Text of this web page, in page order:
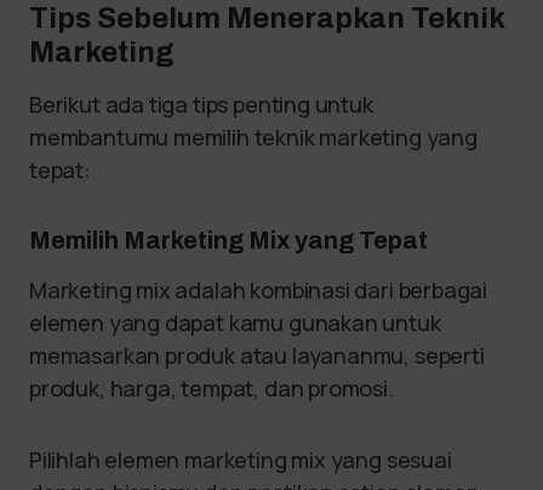
Tips Sebelum Menerapkan Teknik
Marketing
Berikut ada tiga tips penting untuk
membantumu memilih teknik marketing yang
tepat:
Memilih Marketing Mix yang Tepat
Marketing mix adalah kombinasi dari berbagai
elemen yang dapat kamu gunakan untuk
memasarkan produk atau layananmu, seperti
produk, harga, tempat, dan promosi.
Pilihlah elemen marketing mix yang sesuai